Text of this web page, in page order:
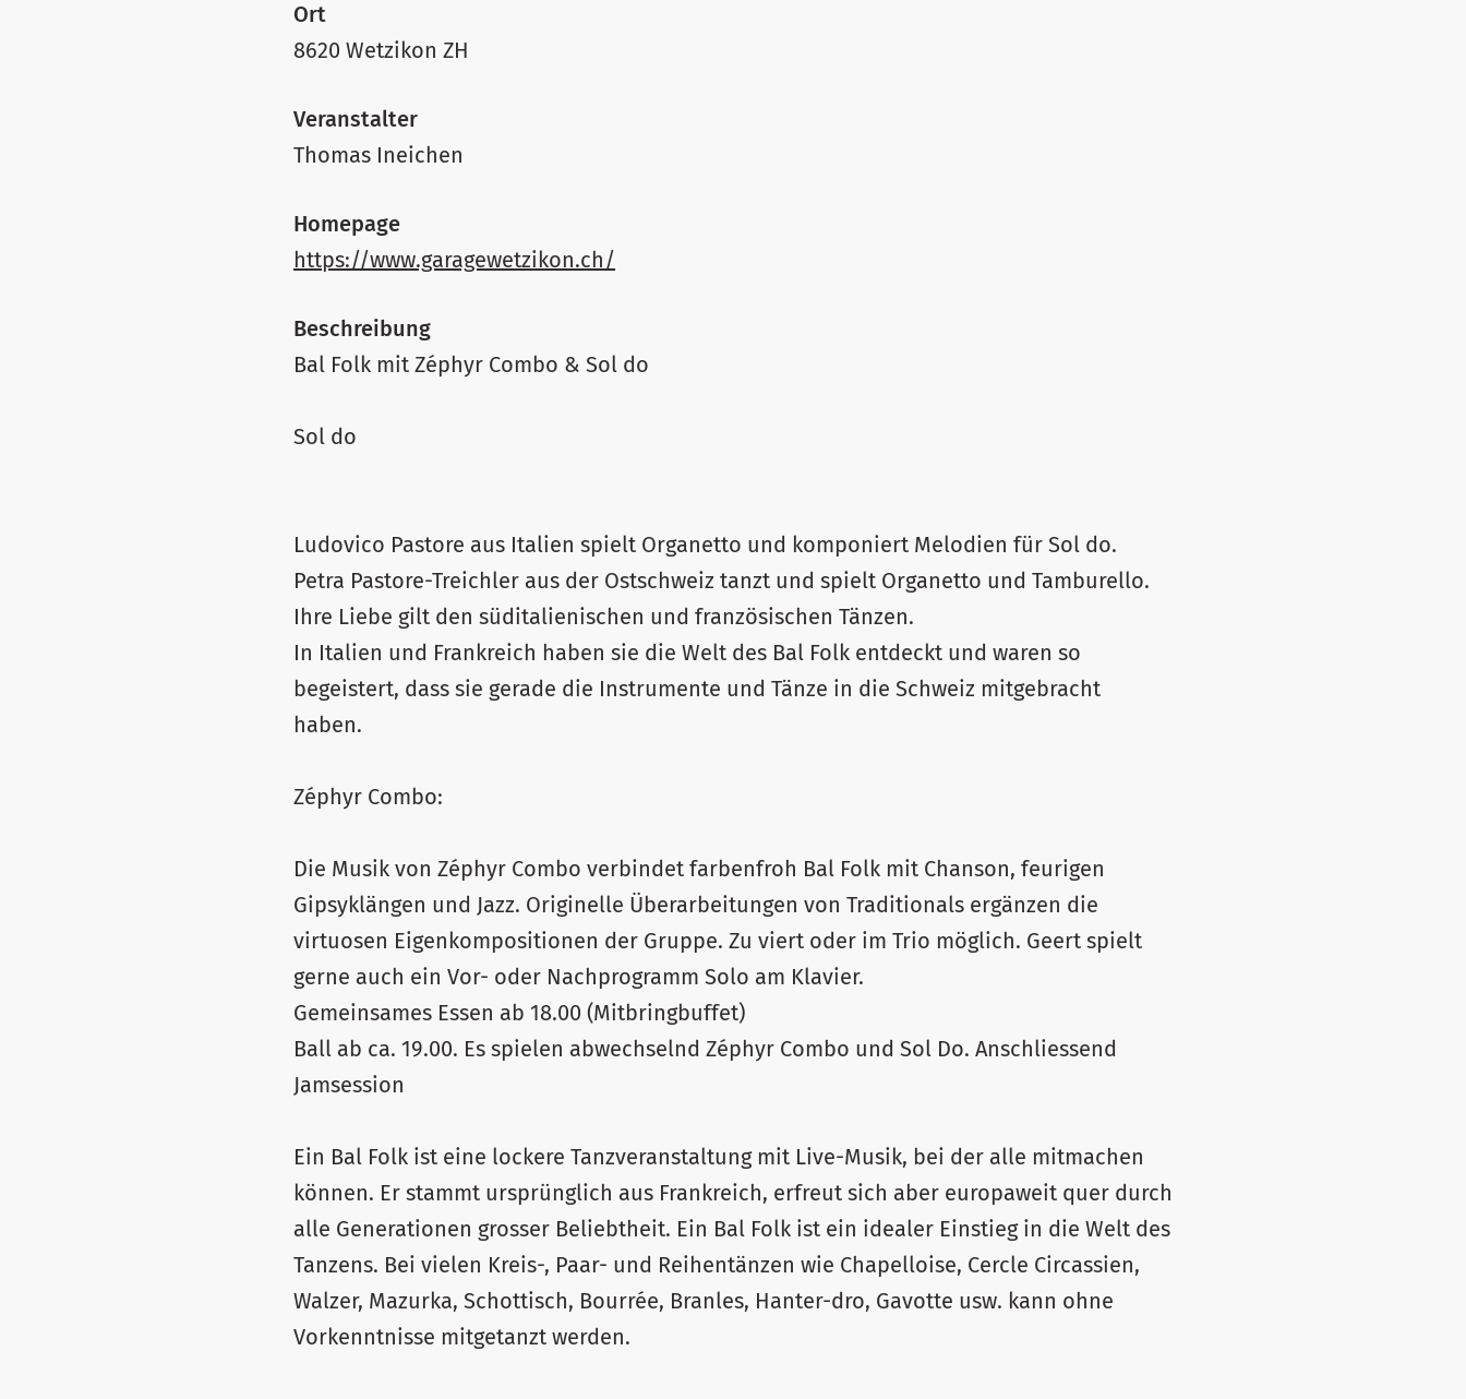
Ort
8620 Wetzikon ZH
Veranstalter
Thomas Ineichen
Homepage
https://www.garagewetzikon.ch/
Beschreibung
Bal Folk mit Zéphyr Combo & Sol do
Sol do
Ludovico Pastore aus Italien spielt Organetto und komponiert Melodien für Sol do.
Petra Pastore-Treichler aus der Ostschweiz tanzt und spielt Organetto und Tamburello.
Ihre Liebe gilt den süditalienischen und französischen Tänzen.
In Italien und Frankreich haben sie die Welt des Bal Folk entdeckt und waren so
begeistert, dass sie gerade die Instrumente und Tänze in die Schweiz mitgebracht
haben.
Zéphyr Combo:
Die Musik von Zéphyr Combo verbindet farbenfroh Bal Folk mit Chanson, feurigen
Gipsyklängen und Jazz. Originelle Überarbeitungen von Traditionals ergänzen die
virtuosen Eigenkompositionen der Gruppe. Zu viert oder im Trio möglich. Geert spielt
gerne auch ein Vor- oder Nachprogramm Solo am Klavier.
Gemeinsames Essen ab 18.00 (Mitbringbuffet)
Ball ab ca. 19.00. Es spielen abwechselnd Zéphyr Combo und Sol Do. Anschliessend
Jamsession
Ein Bal Folk ist eine lockere Tanzveranstaltung mit Live-Musik, bei der alle mitmachen
können. Er stammt ursprünglich aus Frankreich, erfreut sich aber europaweit quer durch
alle Generationen grosser Beliebtheit. Ein Bal Folk ist ein idealer Einstieg in die Welt des
Tanzens. Bei vielen Kreis-, Paar- und Reihentänzen wie Chapelloise, Cercle Circassien,
Walzer, Mazurka, Schottisch, Bourrée, Branles, Hanter-dro, Gavotte usw. kann ohne
Vorkenntnisse mitgetanzt werden.